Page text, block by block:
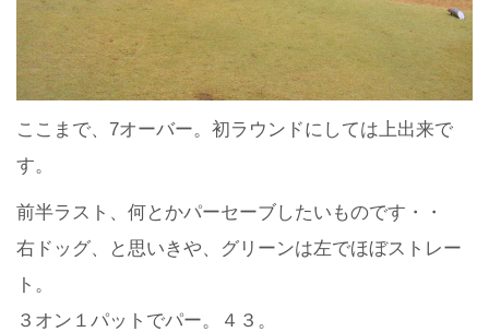
ここまで、7オーバー。初ラウンドにしては上出来で
す。
前半ラスト、何とかパーセーブしたいものです・・
右ドッグ、と思いきや、グリーンは左でほぼストレー
ト。
３オン１パットでパー。４３。